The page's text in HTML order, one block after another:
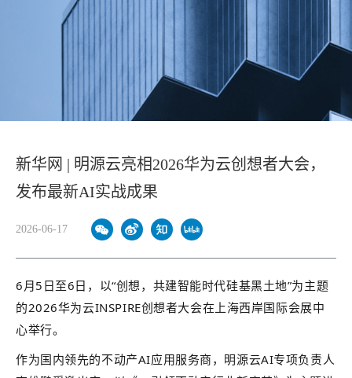
新华网 | 明源云亮相2026华为云创想者大会，
发布最新AI实战成果
2026-06-17
6月5日至6日，以“创想，共建智能时代硅基黑土地”为主题
的2026华为云INSPIRE创想者大会在上海西岸国际会展中
心举行。
作为国内领先的不动产AI应用服务商，明源云AI专项负责人